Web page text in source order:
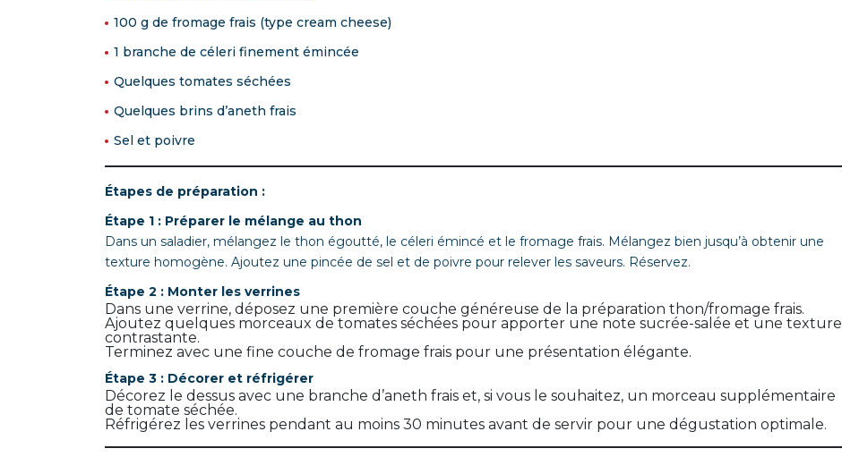
100 g de fromage frais (type cream cheese)
1 branche de céleri finement émincée
Quelques tomates séchées
Quelques brins d’aneth frais
Sel et poivre
Étapes de préparation :
Étape 1 : Préparer le mélange au thon
Dans un saladier, mélangez le thon égoutté, le céleri émincé et le fromage frais. Mélangez bien jusqu’à obtenir une
texture homogène. Ajoutez une pincée de sel et de poivre pour relever les saveurs. Réservez.
Étape 2 : Monter les verrines
Dans une verrine, déposez une première couche généreuse de la préparation thon/fromage frais.
Ajoutez quelques morceaux de tomates séchées pour apporter une note sucrée-salée et une texture
contrastante.
Terminez avec une fine couche de fromage frais pour une présentation élégante.
Étape 3 : Décorer et réfrigérer
Décorez le dessus avec une branche d’aneth frais et, si vous le souhaitez, un morceau supplémentaire
de tomate séchée.
Réfrigérez les verrines pendant au moins 30 minutes avant de servir pour une dégustation optimale.